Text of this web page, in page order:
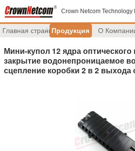
Crown Netcom Technology
Главная страницаПродукция О
Мини-купол 12 ядра
закрытие водонепроницаемое
сцепление коробки 2 в 2 выхода